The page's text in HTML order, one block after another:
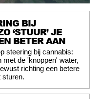
BIJ
‘STUUR’ JE
BETER AAN
steering bij cannabis:
met de 'knoppen' water,
richting een betere
sturen.